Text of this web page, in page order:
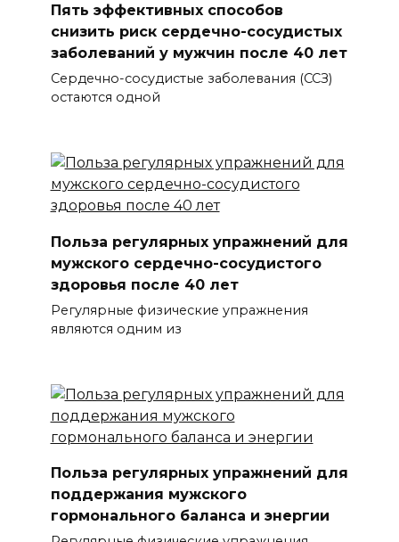
Пять эффективных способов
снизить риск сердечно-сосудистых
заболеваний у мужчин после 40 лет
Сердечно-сосудистые заболевания (ССЗ)
остаются одной
Польза регулярных упражнений для
мужского сердечно-сосудистого
здоровья после 40 лет
Регулярные физические упражнения
являются одним из
Польза регулярных упражнений для
поддержания мужского
гормонального баланса и энергии